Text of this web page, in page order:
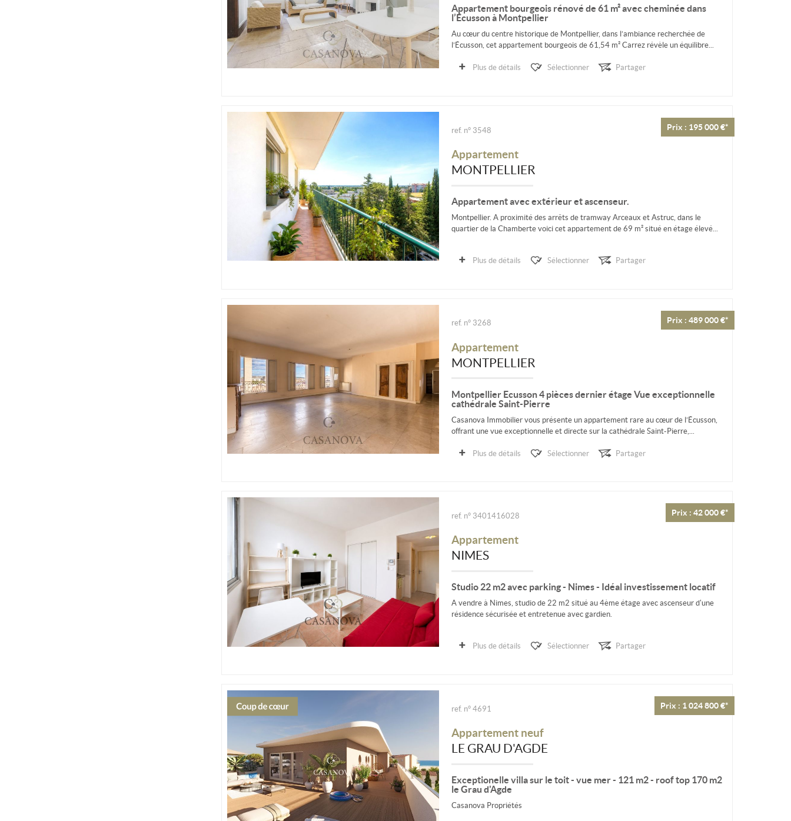
Appartement bourgeois rénové de 61 m² avec cheminée dans
l’Écusson à Montpellier
Au cœur du centre historique de Montpellier, dans l’ambiance recherchée de
l’Écusson, cet appartement bourgeois de 61,54 m² Carrez révèle un équilibre...
Plus de détails Sélectionner Partager
Prix : 195 000 €*
ref. n° 3548
Appartement
MONTPELLIER
Appartement avec extérieur et ascenseur.
Montpellier. A proximité des arrêts de tramway Arceaux et Astruc, dans le
quartier de la Chamberte voici cet appartement de 69 m² situé en étage élevé...
Plus de détails Sélectionner Partager
Prix : 489 000 €*
ref. n° 3268
Appartement
MONTPELLIER
Montpellier Ecusson 4 pièces dernier étage Vue exceptionnelle
cathédrale Saint-Pierre
Casanova Immobilier vous présente un appartement rare au cœur de l’Écusson,
offrant une vue exceptionnelle et directe sur la cathédrale Saint-Pierre,...
Plus de détails Sélectionner Partager
Prix : 42 000 €*
ref. n° 3401416028
Appartement
NIMES
Studio 22 m2 avec parking - Nimes - Idéal investissement locatif
A vendre à Nimes, studio de 22 m2 situé au 4ème étage avec ascenseur d'une
résidence sécurisée et entretenue avec gardien.
Plus de détails
Sélectionner Partager
Prix : 1 024 800 €*
ref. n° 4691
Appartement neuf
LE GRAU D'AGDE
Exceptionelle villa sur le toit - vue mer - 121 m2 - roof top 170 m2
le Grau d'Agde
Casanova Propriétés